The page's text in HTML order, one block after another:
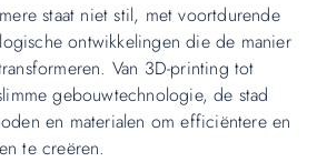
staat niet stil, met voortdurende
ontwikkelingen die de manier
Van 3D-printing tot
gebouwtechnologie, de stad
en materialen om efficiëntere en
te creëren.